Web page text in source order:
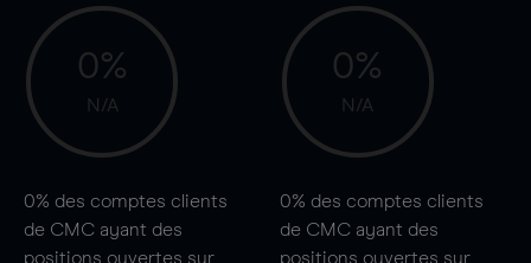
0%
N/A
0% des comptes clients
de CMC ayant des
positions ouvertes sur
0%
N/A
0% des comptes clients
de CMC ayant des
positions ouvertes sur